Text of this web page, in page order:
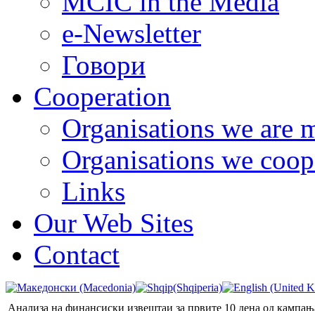
e-Newsletter
Говори
Cooperation
Organisations we are
Organisations we
Links
Our Web Sites
Contact
Анализа на финансиски извештаи за првите 10 дена од